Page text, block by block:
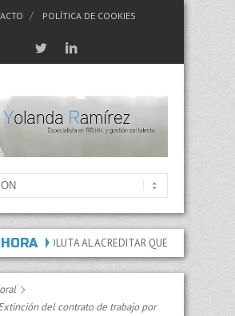
POLÍTICA DE COOKIES
AL ACREDITAR QUE LAS LESIONES Y
del contrato de trabajo por